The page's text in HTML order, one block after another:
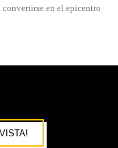
en el epicentro